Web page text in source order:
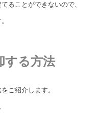
ることができないので、
する方法
ご紹介します。